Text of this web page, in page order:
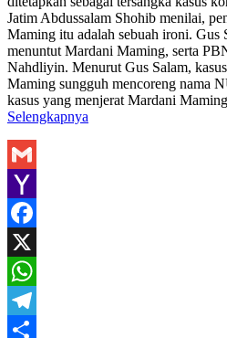
Jatim Abdussalam Shohib menilai,
Maming itu adalah sebuah ironi. Gus
menuntut Mardani Maming, serta
Nahdliyin. Menurut Gus Salam,
Maming sungguh mencoreng nama
kasus yang menjerat Mardani
Selengkapnya
Gmail
Yahoo
Mail
Facebook
X
WhatsApp
Telegram